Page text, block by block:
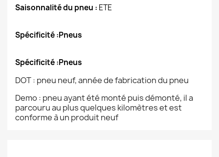
Saisonnalité du pneu : ETE
Spécificité :Pneus
Spécificité :Pneus
DOT : pneu neuf, année de fabrication du pneu
Demo : pneu ayant été monté puis démonté, il a
parcouru au plus quelques kilomètres et est
conforme à un produit neuf